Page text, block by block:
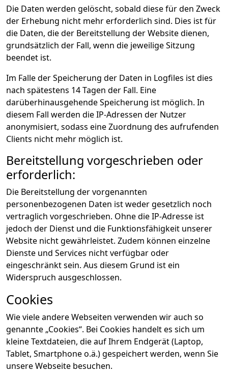
Die Daten werden gelöscht, sobald diese für den Zweck
der Erhebung nicht mehr erforderlich sind. Dies ist für
die Daten, die der Bereitstellung der Website dienen,
grundsätzlich der Fall, wenn die jeweilige Sitzung
beendet ist.
Im Falle der Speicherung der Daten in Logfiles ist dies
nach spätestens 14 Tagen der Fall. Eine
darüberhinausgehende Speicherung ist möglich. In
diesem Fall werden die IP-Adressen der Nutzer
anonymisiert, sodass eine Zuordnung des aufrufenden
Clients nicht mehr möglich ist.
Bereitstellung vorgeschrieben oder
erforderlich:
Die Bereitstellung der vorgenannten
personenbezogenen Daten ist weder gesetzlich noch
vertraglich vorgeschrieben. Ohne die IP-Adresse ist
jedoch der Dienst und die Funktionsfähigkeit unserer
Website nicht gewährleistet. Zudem können einzelne
Dienste und Services nicht verfügbar oder
eingeschränkt sein. Aus diesem Grund ist ein
Widerspruch ausgeschlossen.
Cookies
Wie viele andere Webseiten verwenden wir auch so
genannte „Cookies“. Bei Cookies handelt es sich um
kleine Textdateien, die auf Ihrem Endgerät (Laptop,
Tablet, Smartphone o.ä.) gespeichert werden, wenn Sie
unsere Webseite besuchen.